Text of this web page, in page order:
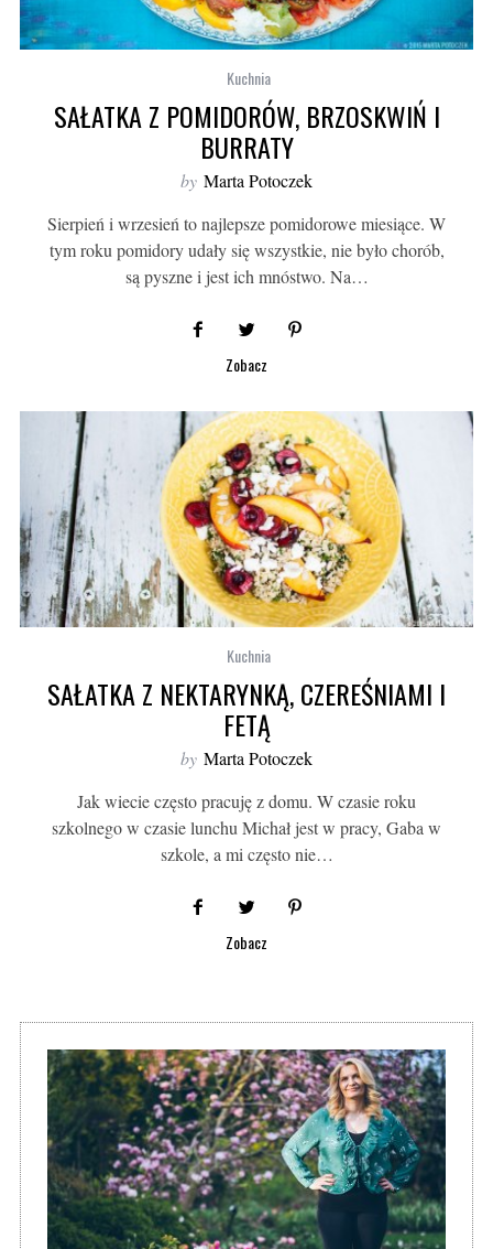
Kuchnia
SAŁATKA Z POMIDORÓW, BRZOSKWIŃ I
BURRATY
by Marta Potoczek
Sierpień i wrzesień to najlepsze pomidorowe miesiące. W
tym roku pomidory udały się wszystkie, nie było chorób,
są pyszne i jest ich mnóstwo. Na…
Zobacz
Kuchnia
SAŁATKA Z NEKTARYNKĄ, CZEREŚNIAMI I
FETĄ
by Marta Potoczek
Jak wiecie często pracuję z domu. W czasie roku
szkolnego w czasie lunchu Michał jest w pracy, Gaba w
szkole, a mi często nie…
Zobacz